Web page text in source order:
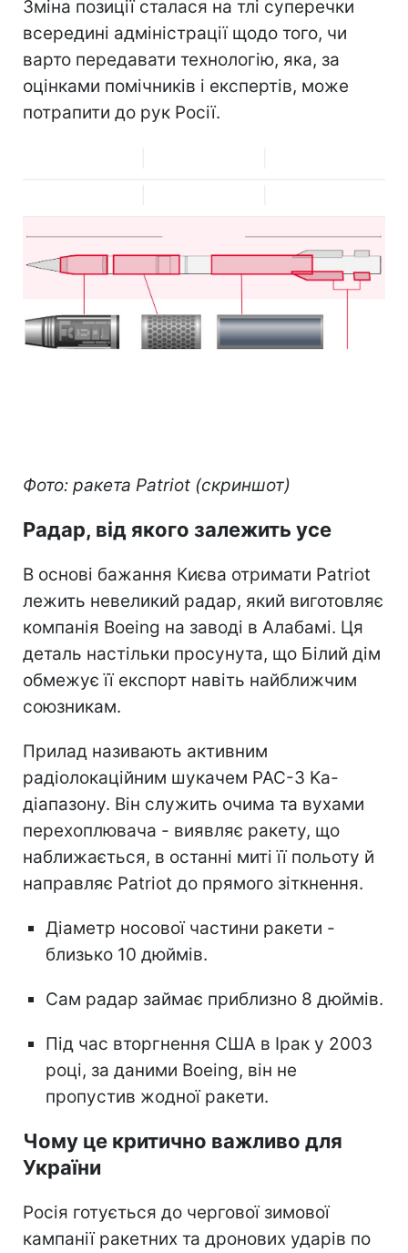
Зміна позиції сталася на тлі суперечки
всередині адміністрації щодо того, чи
варто передавати технологію, яка, за
оцінками помічників і експертів, може
потрапити до рук Росії.
Фото: ракета Patriot (скриншот)
Радар, від якого залежить усе
В основі бажання Києва отримати Patriot
лежить невеликий радар, який виготовляє
компанія Boeing на заводі в Алабамі. Ця
деталь настільки просунута, що Білий дім
обмежує її експорт навіть найближчим
союзникам.
Прилад називають активним
радіолокаційним шукачем PAC-3 Ka-
діапазону. Він служить очима та вухами
перехоплювача - виявляє ракету, що
наближається, в останні миті її польоту й
направляє Patriot до прямого зіткнення.
Діаметр носової частини ракети -
близько 10 дюймів.
Сам радар займає приблизно 8 дюймів.
Під час вторгнення США в Ірак у 2003
році, за даними Boeing, він не
пропустив жодної ракети.
Чому це критично важливо для
України
Росія готується до чергової зимової
кампанії ракетних та дронових ударів по